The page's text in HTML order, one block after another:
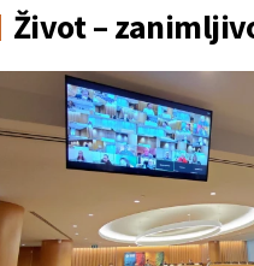
Život –